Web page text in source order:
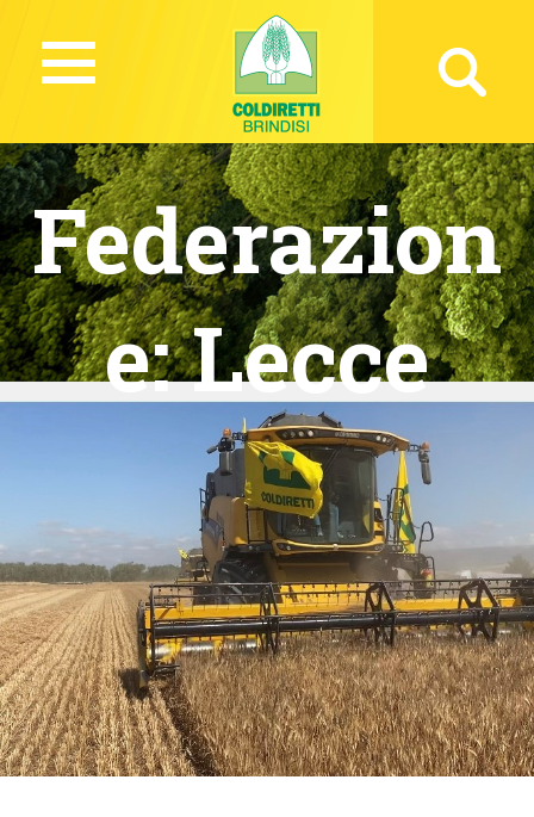
Federazion
e:Lecce